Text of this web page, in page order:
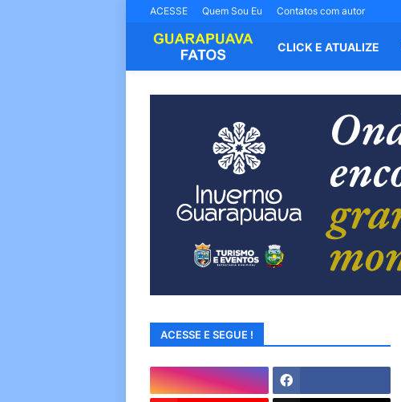
ACESSE Quem Sou Eu Contatos com autor
CLICK E ATUALIZE
ACESSE E SEGUE !